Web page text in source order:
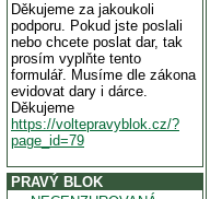
Děkujeme za jakoukoli
podporu. Pokud jste poslali
nebo chcete poslat dar, tak
prosím vyplňte tento
formulář. Musíme dle zákona
evidovat dary i dárce.
Děkujeme
https://voltepravyblok.cz/?
page_id=79
PRAVÝ BLOK